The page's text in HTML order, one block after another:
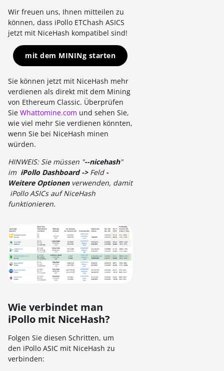
Wir freuen uns, Ihnen mitteilen zu
können, dass iPollo ETChash ASICS
jetzt mit NiceHash kompatibel sind!
mit dem MININg starten
Sie können jetzt mit NiceHash mehr
verdienen als direkt mit dem Mining
von Ethereum Classic. Überprüfen
Sie Whattomine.com und sehen Sie,
wie viel mehr Sie verdienen könnten,
wenn Sie bei NiceHash minen
würden.
HINWEIS: Sie müssen "--nicehash"
im iPollo Dashboard -> Feld-
Weitere Optionenverwenden, damit
iPollo ASICs auf NiceHash
funktionieren.
Wie verbindet man
iPollo mit NiceHash?
Folgen Sie diesen Schritten, um
den iPollo ASIC mit NiceHash zu
verbinden: